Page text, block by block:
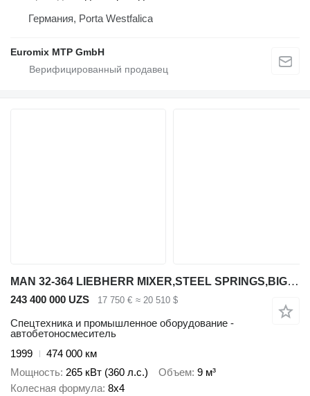
Германия, Porta Westfalica
Euromix MTP GmbH
MAN 32-364 LIEBHERR MIXER,STEEL SPRINGS,BIG AXEL
243 400 000 UZS 17 750 € ≈ 20 510 $
Спецтехника и промышленное оборудование -
автобетоносмеситель
1999
474 000 км
Мощность 265 кВт (360 л.с.) Объем 9 м³
Колесная формула 8x4